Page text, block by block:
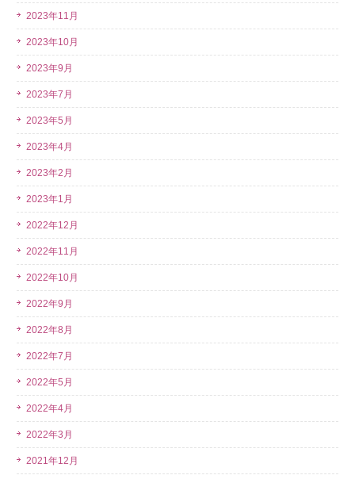
2023年11月
2023年10月
2023年9月
2023年7月
2023年5月
2023年4月
2023年2月
2023年1月
2022年12月
2022年11月
2022年10月
2022年9月
2022年8月
2022年7月
2022年5月
2022年4月
2022年3月
2021年12月